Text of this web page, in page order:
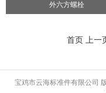
外六方螺栓
首页 上一
宝鸡市云海标准件有限公司